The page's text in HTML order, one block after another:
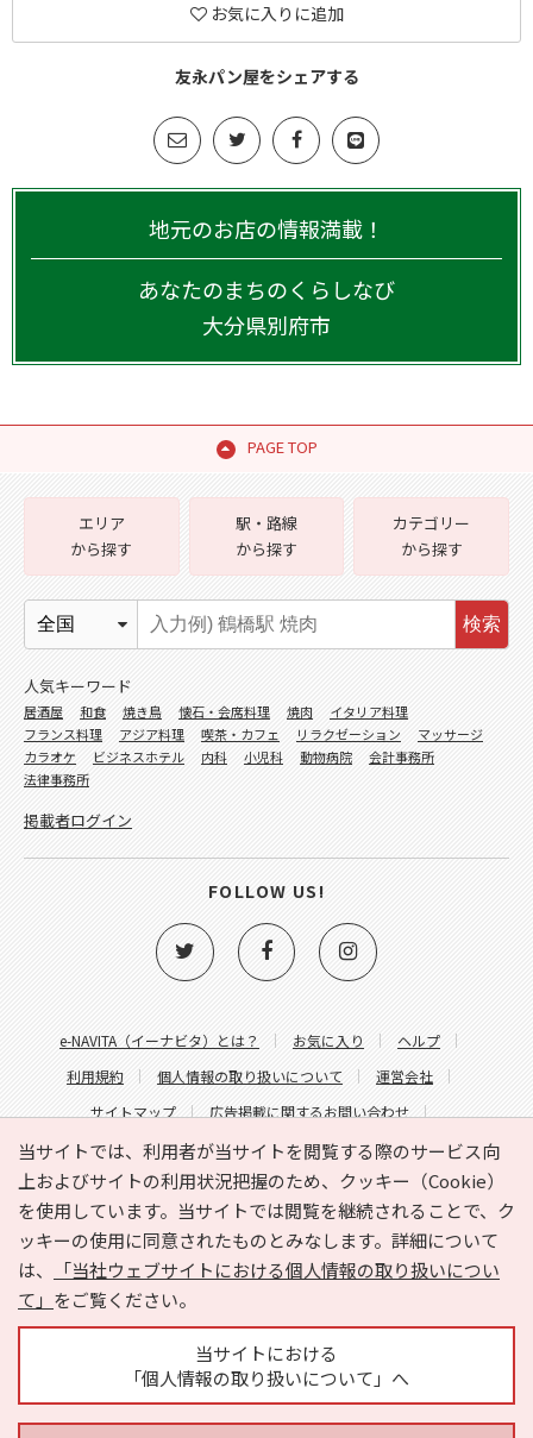
お気に入りに追加
友永パン屋をシェアする
地元のお店の情報満載！
あなたのまちのくらしなび
大分県別府市
PAGE TOP
当サイトでは、利用者が当サイトを閲覧する際のサービス向
上およびサイトの利用状況把握のため、クッキー（Cookie）
を使用しています。当サイトでは閲覧を継続されることで、ク
ッキーの使用に同意されたものとみなします。詳細について
は、
「当社ウェブサイトにおける個人情報の取り扱いについ
て」 をご覧ください。
当サイトにおける
「個人情報の取り扱いについて」へ
e-NAVITA（イーナビタ）とは？ お気に入り
ヘルプ
利用規約
個人情報の取り扱いについて
運営会社
サイトマップ
広告掲載に関するお問い合わせ
サイトの内容に関するお問い合わせ
エリア
から探す
駅・路線
から探す
カテゴリー
から探す
検索
人気キーワード
居酒屋 和食 焼き鳥 懐石・会席料理 焼肉
イタリア料理
フランス料理
アジア料理 喫茶・カフェ リラクゼーション
マッサージ
カラオケ
ビジネスホテル 内科 小児科 動物病院
会計事務所
法律事務所
掲載者ログイン
FOLLOW US!
Copyright © HYOJITO.Co.,Ltd. All Rights Reserved.